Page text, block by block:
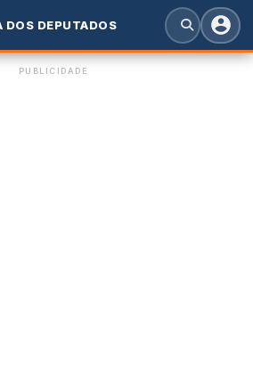
DOS DEPUTADOS
PUBLICIDADE